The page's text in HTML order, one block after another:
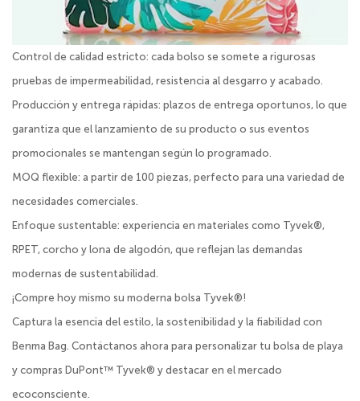
Control de calidad estricto: cada bolso se somete a rigurosas
pruebas de impermeabilidad, resistencia al desgarro y acabado.
Producción y entrega rápidas: plazos de entrega oportunos, lo que
garantiza que el lanzamiento de su producto o sus eventos
promocionales se mantengan según lo programado.
MOQ flexible: a partir de 100 piezas, perfecto para una variedad de
necesidades comerciales.
Enfoque sustentable: experiencia en materiales como Tyvek®,
RPET, corcho y lona de algodón, que reflejan las demandas
modernas de sustentabilidad.
¡Compre hoy mismo su moderna bolsa Tyvek®!
Captura la esencia del estilo, la sostenibilidad y la fiabilidad con
Benma Bag. Contáctanos ahora para personalizar tu bolsa de playa
y compras DuPont™ Tyvek® y destacar en el mercado
ecoconsciente.